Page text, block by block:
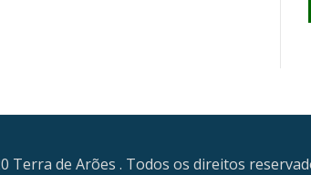
Terra de Arões . Todos os direitos